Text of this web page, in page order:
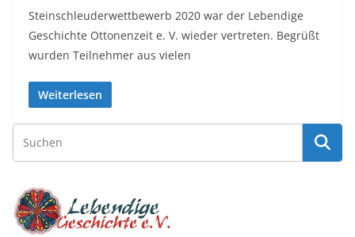
Steinschleuderwettbewerb 2020 war der Lebendige
Geschichte Ottonenzeit e. V. wieder vertreten. Begrüßt
wurden Teilnehmer aus vielen
Weiterlesen